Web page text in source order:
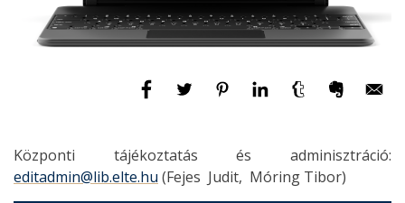
Központi tájékoztatás és adminisztráció:
editadmin@lib.elte.hu (Fejes Judit, Móring Tibor)